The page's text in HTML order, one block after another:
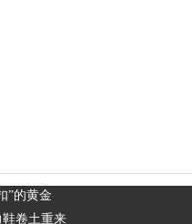
”的黄金
鞋卷土重来